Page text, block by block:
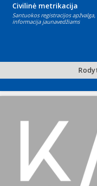
Civilinė metrikacija
Santuokos registracijos apžvalga,
informacija jaunavedžiams